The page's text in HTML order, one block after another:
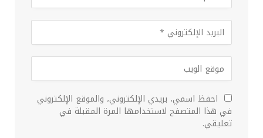
احفظ اسمي، بريدي الإلكتروني، والموقع الإلكتروني
في هذا المتصفح لاستخدامها المرة المقبلة في
تعليقي.